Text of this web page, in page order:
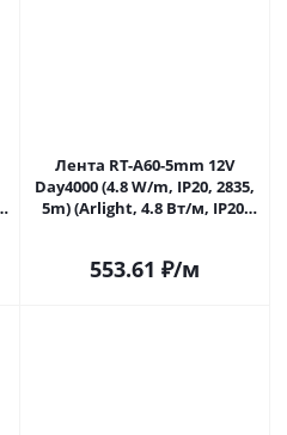
Лента RT-A60-5mm 12V
Day4000 (4.8 W/m, IP20, 2835,
5m) (Arlight, 4.8 Вт/м, IP20)
553.61 ₽/м